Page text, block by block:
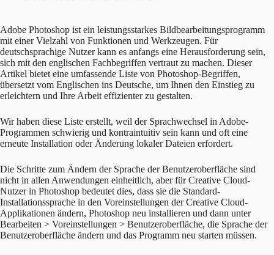
Adobe Photoshop ist ein leistungsstarkes Bildbearbeitungsprogramm
mit einer Vielzahl von Funktionen und Werkzeugen. Für
deutschsprachige Nutzer kann es anfangs eine Herausforderung sein,
sich mit den englischen Fachbegriffen vertraut zu machen. Dieser
Artikel bietet eine umfassende Liste von Photoshop-Begriffen,
übersetzt vom Englischen ins Deutsche, um Ihnen den Einstieg zu
erleichtern und Ihre Arbeit effizienter zu gestalten.
Wir haben diese Liste erstellt, weil der Sprachwechsel in Adobe-
Programmen schwierig und kontraintuitiv sein kann und oft eine
erneute Installation oder Änderung lokaler Dateien erfordert.
Die Schritte zum Ändern der Sprache der Benutzeroberfläche sind
nicht in allen Anwendungen einheitlich, aber für Creative Cloud-
Nutzer in Photoshop bedeutet dies, dass sie die Standard-
Installationssprache in den Voreinstellungen der Creative Cloud-
Applikationen ändern, Photoshop neu installieren und dann unter
Bearbeiten > Voreinstellungen > Benutzeroberfläche, die Sprache der
Benutzeroberfläche ändern und das Programm neu starten müssen.